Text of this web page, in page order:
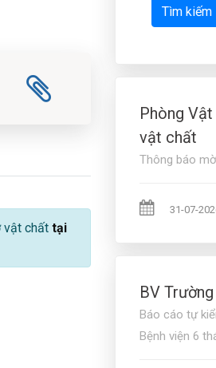
vật chất tại
Tìm kiếm
Phòng
vật chất
Thông báo
31-07-
BV
Báo cáo tự
Bệnh viện 6